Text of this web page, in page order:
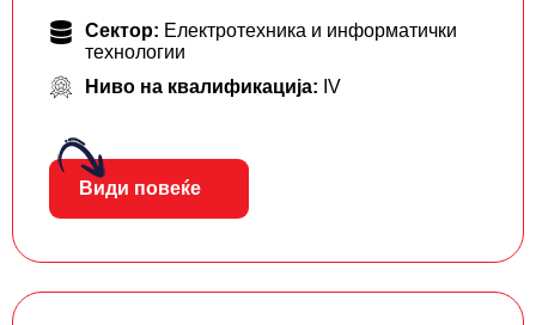
Сектор: Електротехника и информатички
технологии
Ниво на квалификација: IV
Види повеќе